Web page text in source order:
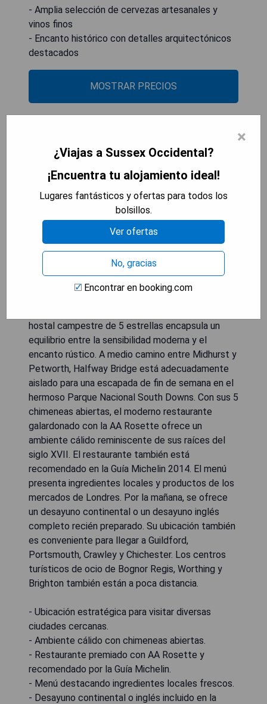
- Amplia selección de cervezas artesanales y
vinos finos
- Encanto histórico con detalles arquitectónicos
destacados
MOSTRAR PRECIOS
hostal campestre de 5 estrellas encapsula un
equilibrio entre la sensibilidad moderna y el
encanto rústico. A medio camino entre Midhurst y
Petworth, Halfway Bridge está adecuadamente
aislado para una escapada de fin de semana en el
hermoso Parque Nacional South Downs. Con sus 5
chimeneas abiertas, el moderno restaurante
galardonado con la AA Rosette ofrece un
ambiente cálido reminiscente de sus raíces del
siglo XVII. El restaurante también está
recomendado en la Guía Michelin 2014. El menú
presenta ingredientes locales y productos de los
mercados de Londres. Por la mañana, se ofrece
un desayuno continental o un desayuno inglés
completo recién preparado. Su ubicación también
es conveniente para llegar a Guildford,
Portsmouth, Crawley y Chichester. Los centros
turísticos de ocio de Bognor Regis, Worthing y
Brighton también están a poca distancia.
- Ubicación estratégica para visitar diversas
ciudades cercanas.
- Ambiente cálido con chimeneas abiertas.
- Restaurante premiado con AA Rosette y
recomendado por la Guía Michelin.
- Menú destacando ingredientes locales frescos.
- Desayuno continental o inglés incluido en la
×
¿Viajas a Sussex Occidental?
¡Encuentra tu alojamiento ideal!
Lugares fantásticos y ofertas para todos los
bolsillos.
Ver ofertas
No, gracias
Encontrar en booking.com